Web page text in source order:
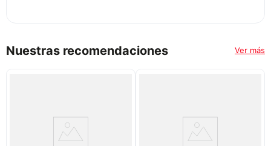
Nuestras recomendaciones Ver más